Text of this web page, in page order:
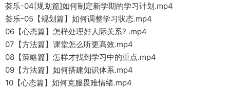
荟乐-04[规划篇]如何制定新学期的学习计划.mp4
荟乐-05【规划篇】如何调整学习状态.mp4
06【心态篇】怎样处理好人际关系? .mp4
07【方法篇】课堂怎么听更高效.mp4
08【策略篇】怎样才找到学习中的重点.mp4
09【方法篇】如何搭建知识体系.mp4
10【心态篇】如何克服畏难情绪.mp4